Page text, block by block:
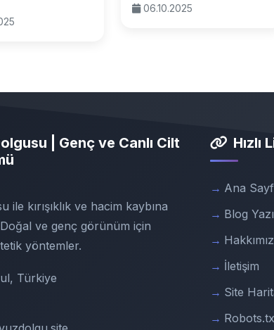
06.10.2025
| Genç ve Canlı Cilt
ile kırışıklık ve hacim kaybına
ve genç görünüm için
yöntemler.
Türkiye
Hızlı
Ana
Blog
İletişim
Site